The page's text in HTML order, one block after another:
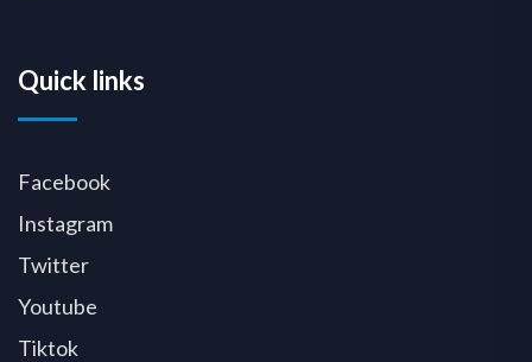
Quick links
Facebook
Instagram
Twitter
Youtube
Tiktok